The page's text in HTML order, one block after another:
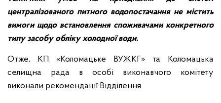
централізованого питного водопостачання не містить
вимоги щодо встановлення споживачами конкретного
типу засобу обліку холодної води.
Отже, КП «Коломацьке ВУЖКГ» та Коломацька
селищна рада в особі виконавчого комітету
виконали рекомендації Відділення.